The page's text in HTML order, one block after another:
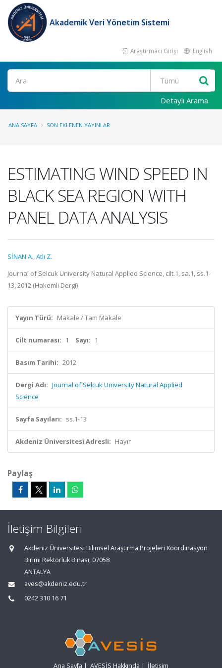
Akademik Veri Yönetim Sistemi
Araştırmacı Girişi English
Ara
Detaylı Arama
ANA SAYFA SON EKLENEN YAYINLAR
ESTIMATING WIND SPEED IN
BLACK SEA REGION WITH
PANEL DATA ANALYSIS
SİNAN A.,Atlı Z.
Journal of Selcuk University Natural Applied Science, cilt.1, sa.1, ss.1-
13, 2012 (Hakemli Dergi)
Yayın Türü: Makale / Tam Makale
Cilt numarası: 1 Sayı: 1
Basım Tarihi: 2012
Dergi Adı: Journal of Selcuk University Natural Applied
Science
Sayfa Sayıları: ss.1-13
Akdeniz Üniversitesi Adresli: Hayır
Paylaş
İletişim Bilgileri
Akdeniz Üniversitesi Bilimsel Araştırma Projeleri Koordinasyon
Birimi Rektörlük Binası, 07058
ANTALYA
aves@akdeniz.edu.tr
0242 310 16 71
Ana Sayfa | AVESİS Hakkında | İletişim